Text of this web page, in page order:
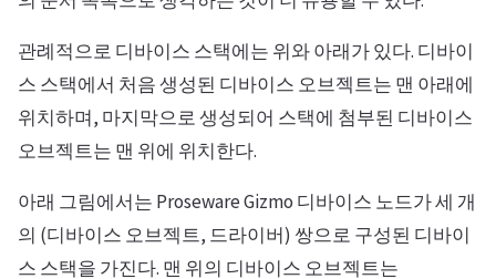
관례적으로 디바이스 스택에는 위와 아래가 있다. 디바이
스 스택에서 처음 생성된 디바이스 오브젝트는 맨 아래에
위치하며, 마지막으로 생성되어 스택에 첨부된 디바이스
오브젝트는 맨 위에 위치한다.
아래 그림에서는 Proseware Gizmo 디바이스 노드가 세 개
의 (디바이스 오브젝트, 드라이버) 쌍으로 구성된 디바이
스 스택을 가진다. 맨 위의 디바이스 오브젝트는